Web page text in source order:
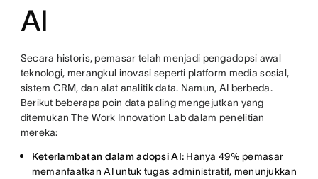
AI
Secara historis, pemasar telah menjadi pengadopsi awal
teknologi, merangkul inovasi seperti platform media sosial,
sistem CRM, dan alat analitik data. Namun, AI berbeda.
Berikut beberapa poin data paling mengejutkan yang
ditemukan The Work Innovation Lab dalam penelitian
mereka:
Keterlambatan dalam adopsi AI: Hanya 49% pemasar
memanfaatkan AI untuk tugas administratif, menunjukkan